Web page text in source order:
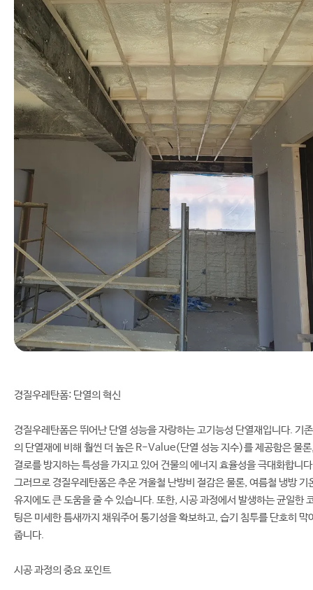
경질우레탄폼: 단열의 혁신
경질우레탄폼은 뛰어난 단열 성능을 자랑하는 고기능성 단열재입니다. 기존
의 단열재에 비해 훨씬 더 높은 R-Value(단열 성능 지수)를 제공함은 물
결로를 방지하는 특성을 가지고 있어 건물의 에너지 효율성을 극대화합니
그러므로 경질우레탄폼은 추운 겨울철 난방비 절감은 물론, 여름철 냉방 기
유지에도 큰 도움을 줄 수 있습니다. 또한, 시공 과정에서 발생하는 균일한
팅은 미세한 틈새까지 채워주어 통기성을 확보하고, 습기 침투를 단호히 막
줍니다.
시공 과정의 중요 포인트